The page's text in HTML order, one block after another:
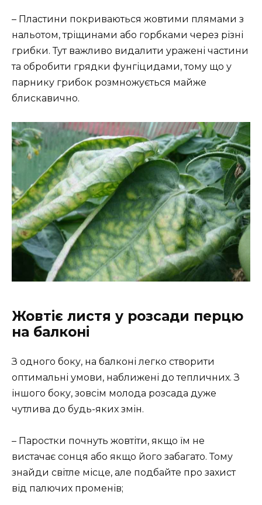
– Пластини покриваються жовтими плямами з
нальотом, тріщинами або горбками через різні
грибки. Тут важливо видалити уражені частини
та обробити грядки фунгіцидами, тому що у
парнику грибок розмножується майже
блискавично.
Жовтіє листя у розсади перцю
на балконі
З одного боку, на балконі легко створити
оптимальні умови, наближені до тепличних. З
іншого боку, зовсім молода розсада дуже
чутлива до будь-яких змін.
– Паростки почнуть жовтіти, якщо їм не
вистачає сонця або якщо його забагато. Тому
знайди світле місце, але подбайте про захист
від палючих променів;